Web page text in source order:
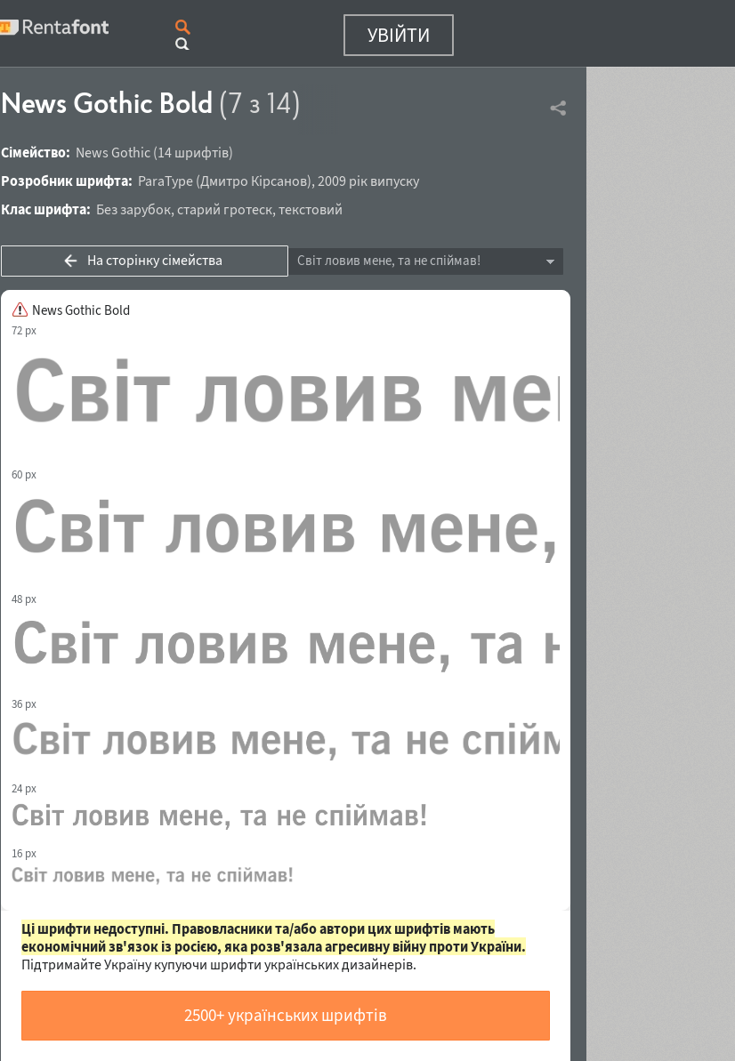
УВІЙТИ
News Gothic Bold (7 з 14)
Сімейство: News Gothic (14 шрифтів)
Розробник шрифта: ParaType(Дмитро Кірсанов), 2009 рік випуску
Клас шрифта: Без зарубок, старий гротеск, текстовий
На сторінку сімейства Світ ловив мене, та не спіймав!
News Gothic Bold
72 px
60 px
48 px
36 px
24 px
16 px
Ці шрифти недоступні. Правовласники та/або автори цих шрифтів мають
економічний зв'язок із росією, яка розв'язала агресивну війну проти України.
Підтримайте Україну купуючи шрифти українських дизайнерів.
2500+ українських шрифтів